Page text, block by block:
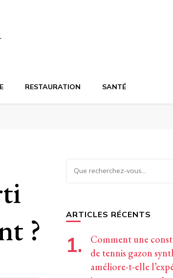
RESTAURATION SANTÉ
?
Vous
recherchiez
ARTICLES RÉCENTS
Comment une
de tennis gazon
améliore-t-elle